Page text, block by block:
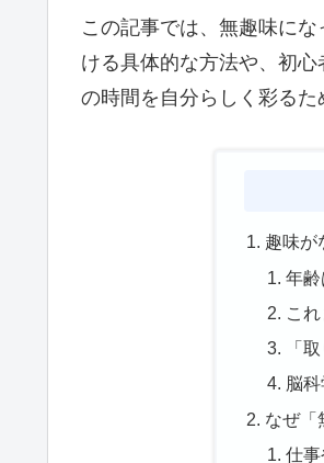
この記事では、無趣味に
ける具体的な方法や、初
の時間を自分らしく彩るた
趣味が
年
こ
「
脳
なぜ「
仕